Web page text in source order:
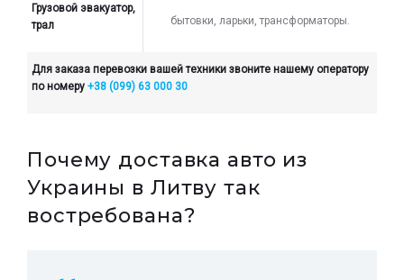
Грузовой эвакуатор,
трал
бытовки, ларьки, трансформаторы.
Для заказа перевозки вашей техники звоните нашему оператору
по номеру +38 (099) 63 000 30
Почему доставка авто из
Украины в Литву так
востребована?